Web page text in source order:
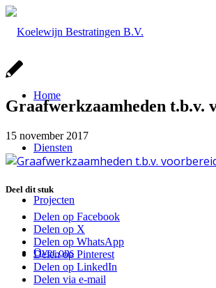
Home
Diensten
Projecten
Over ons
Graafwerkzaamheden t.b.v.
15 november 2017
Deel dit stuk
Delen op Facebook
Delen op X
Delen op WhatsApp
Delen op Pinterest
Delen op LinkedIn
Delen via e-mail